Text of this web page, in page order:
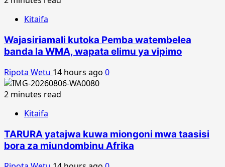
Kitaifa
Wajasiriamali kutoka Pemba watembelea
banda la WMA, wapata elimu ya vipimo
Ripota Wetu 14 hours ago 0
2 minutes read
Kitaifa
TARURA yatajwa kuwa miongoni mwa taasisi
bora za miundombinu Afrika